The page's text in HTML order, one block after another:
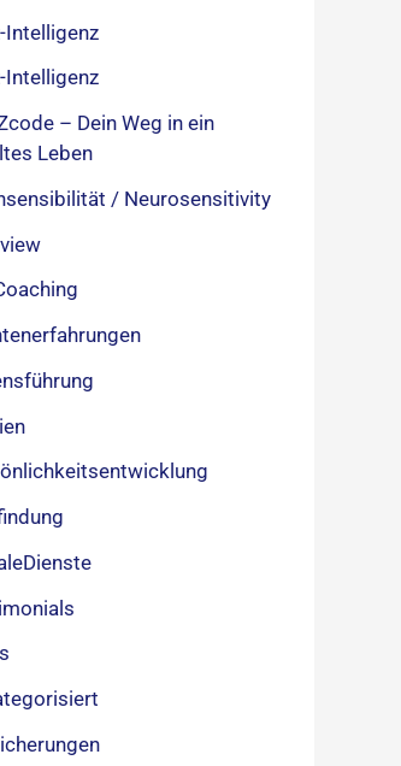
Intelligenz
Intelligenz
– Dein Weg in ein
Leben
/ Neurosensitivity